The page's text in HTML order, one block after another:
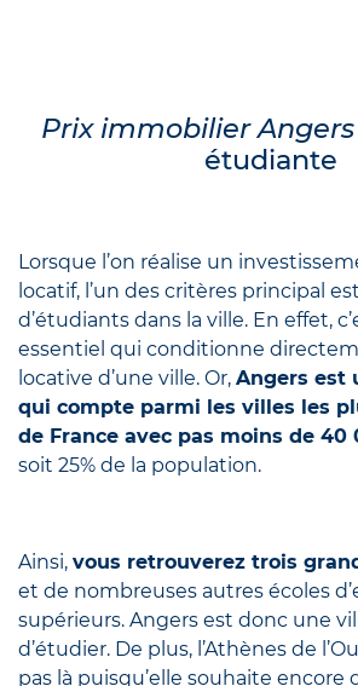
Prix immobilier Angers
étudiante
Lorsque l’on réalise un
locatif, l’un des critères principal
d’étudiants dans la ville. En effet,
essentiel qui conditionne
locative d’une ville. Or, Angers est
qui compte parmi les villes les
de France avec pas moins de
soit 25% de la population.
Ainsi, vous retrouverez trois
et de nombreuses autres écoles
supérieurs. Angers est donc une
d’étudier. De plus, l’Athènes de
pas là puisqu’elle souhaite encore